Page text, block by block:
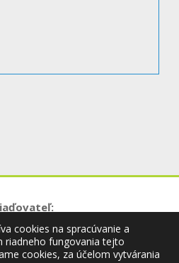
cookies na spracúvanie a
riadneho fungovania tejto
cookies, za účelom vytvárania